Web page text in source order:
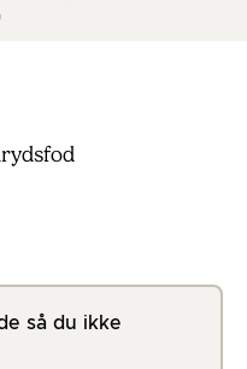
så du ikke